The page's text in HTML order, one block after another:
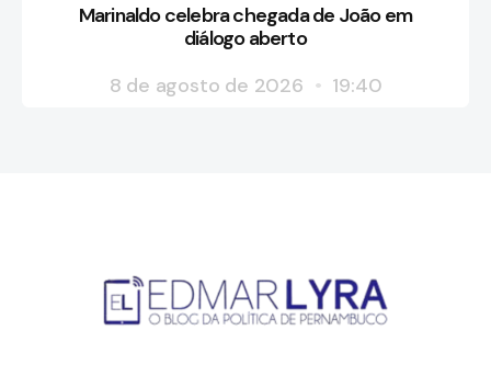
Marinaldo celebra chegada de João em
diálogo aberto
8 de agosto de 2026
19:40